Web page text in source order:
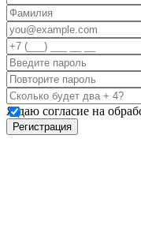
Я даю согласие на
Регистрация